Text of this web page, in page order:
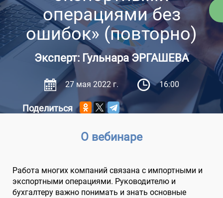
операциями без
ошибок» (повторно)
Эксперт: Гульнара ЭРГАШЕВА
27 мая 2022 г. 16:00
Поделиться
О вебинаре
Работа многих компаний связана с импортными и
экспортными операциями. Руководителю и
бухгалтеру важно понимать и знать основные